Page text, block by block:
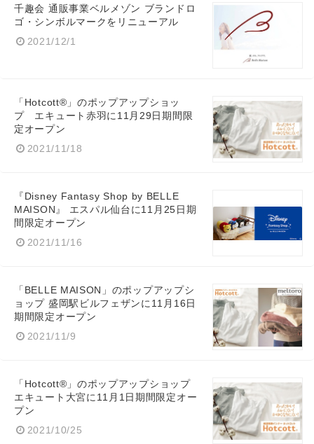
千趣会 通販事業ベルメゾン ブランドロ
ゴ・シンボルマークをリニューアル
2021/12/1
「Hotcott®」のポップアップショッ
プ エキュート赤羽に11月29日期間限
定オープン
2021/11/18
『Disney Fantasy Shop by BELLE
MAISON』 エスパル仙台に11月25日期
間限定オープン
2021/11/16
「BELLE MAISON」のポップアップシ
ョップ 盛岡駅ビルフェザンに11月16日
期間限定オープン
2021/11/9
「Hotcott®」のポップアップショップ
エキュート大宮に11月1日期間限定オー
プン
2021/10/25